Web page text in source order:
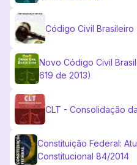
Código Civil Brasileiro
Novo Código Civil
619 de 2013)
CLT - Consolidação
Constituição Federal:
Constitucional 84/2014